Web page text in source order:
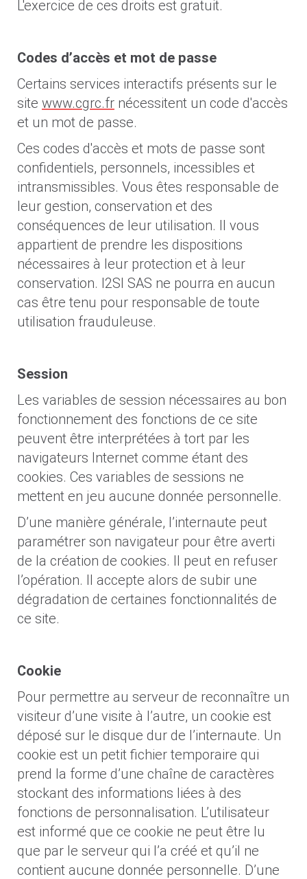
L'exercice de ces droits est gratuit.
Codes d’accès et mot de passe
Certains services interactifs présents sur le
site www.cgrc.fr nécessitent un code d'accès
et un mot de passe.
Ces codes d'accès et mots de passe sont
confidentiels, personnels, incessibles et
intransmissibles. Vous êtes responsable de
leur gestion, conservation et des
conséquences de leur utilisation. Il vous
appartient de prendre les dispositions
nécessaires à leur protection et à leur
conservation. I2SI SAS ne pourra en aucun
cas être tenu pour responsable de toute
utilisation frauduleuse.
Session
Les variables de session nécessaires au bon
fonctionnement des fonctions de ce site
peuvent être interprétées à tort par les
navigateurs Internet comme étant des
cookies. Ces variables de sessions ne
mettent en jeu aucune donnée personnelle.
D’une manière générale, l’internaute peut
paramétrer son navigateur pour être averti
de la création de cookies. Il peut en refuser
l’opération. Il accepte alors de subir une
dégradation de certaines fonctionnalités de
ce site.
Cookie
Pour permettre au serveur de reconnaître un
visiteur d’une visite à l’autre, un cookie est
déposé sur le disque dur de l’internaute. Un
cookie est un petit fichier temporaire qui
prend la forme d’une chaîne de caractères
stockant des informations liées à des
fonctions de personnalisation. L’utilisateur
est informé que ce cookie ne peut être lu
que par le serveur qui l’a créé et qu’il ne
contient aucune donnée personnelle. D’une